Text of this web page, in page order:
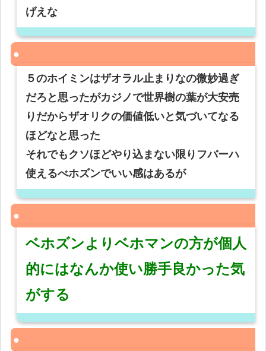
げえな
５のホイミンはザオラル止まりなの微妙過ぎ
だろと思ったがカジノで世界樹の葉が大安売
りだからザオリクの価値低いと気づいてなる
ほどなと思った
それでもクソほどやり込まない限りフバーハ
使えるべホズンでいい感はあるが
ベホズンよりベホマンの方が個人
的にはなんか使い勝手良かった気
がする